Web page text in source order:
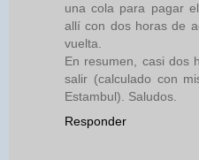
una cola para pagar
allí con dos horas de
vuelta.
En resumen, casi dos
salir (calculado con
Estambul). Saludos.
Responder